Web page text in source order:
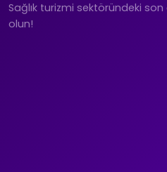
Sağlık turizmi sektöründeki
olun!